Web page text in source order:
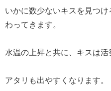
いかに数少ないキスを見つ
わってきます。
水温の上昇と共に、キスは活
アタリも出やすくなります。